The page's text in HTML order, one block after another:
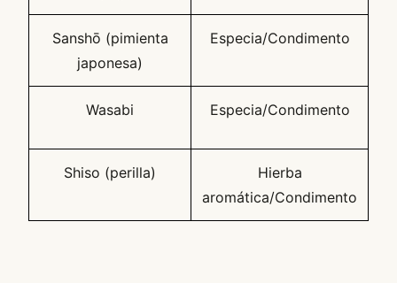
Sanshō (pimienta
japonesa)
Especia/Condimento
Wasabi Especia/Condimento
Shiso (perilla)
Hierba
aromática/Condimento